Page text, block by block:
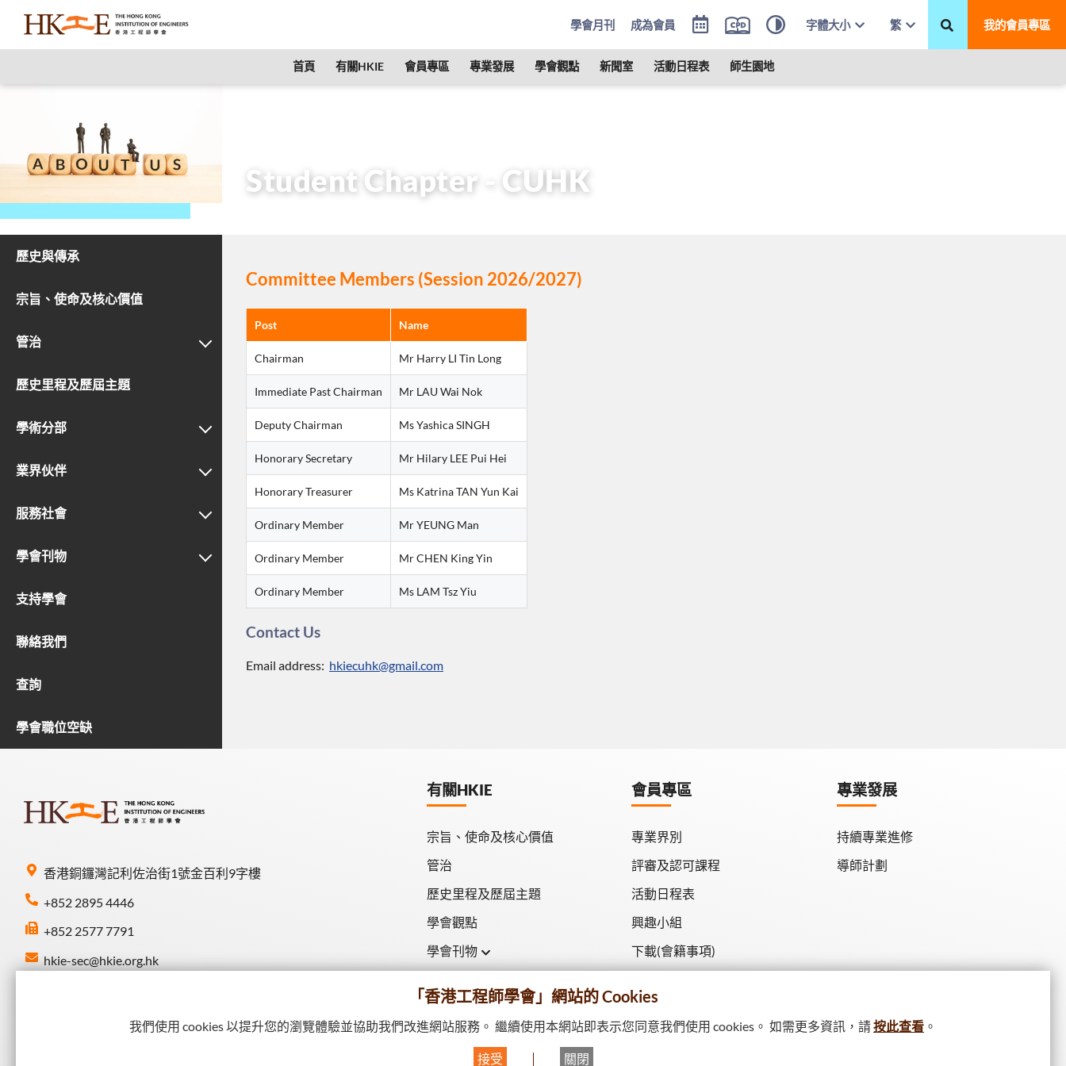
學會月刊 成為會員 字體大小 繁 我的會員專區
首頁 有關HKIE 會員專區 專業發展 學會觀點 新聞室 活動日程表 師生園地
Student Chapter - CUHK
歷史與傳承
宗旨、使命及核心價值
管治
歷史里程及歷屆主題
學術分部
業界伙伴
服務社會
學會刊物
支持學會
聯絡我們
查詢
學會職位空缺
Committee Members (Session 2026/2027)
Post Name
Chairman Mr Harry LI Tin Long
Immediate Past Chairman Mr LAU Wai Nok
Deputy Chairman Ms Yashica SINGH
Honorary Secretary Mr Hilary LEE Pui Hei
Honorary Treasurer Ms Katrina TAN Yun Kai
Ordinary Member Mr YEUNG Man
Ordinary Member Mr CHEN King Yin
Ordinary Member Ms LAM Tsz Yiu
Contact Us
Email address: hkiecuhk@gmail.com
香港銅鑼灣記利佐治街1號金百利9字樓
+852 2895 4446
+852 2577 7791
hkie-sec@hkie.org.hk
有關HKIE
宗旨、使命及核心價值
管治
歷史里程及歷屆主題
學會觀點
學會刊物
學會月刊
學會會報
會員專區
專業界別
評審及認可課程
活動日程表
興趣小組
下載(會籍事項)
專業發展
持續專業進修
導師計劃
「香港工程師學會」網站的 Cookies
我們使用 cookies 以提升您的瀏覽體驗並協助我們改進網站服務。 繼續使用本網站即表示您同意我們使用 cookies。 如需更多資訊，請按此查看 。
接受 關閉